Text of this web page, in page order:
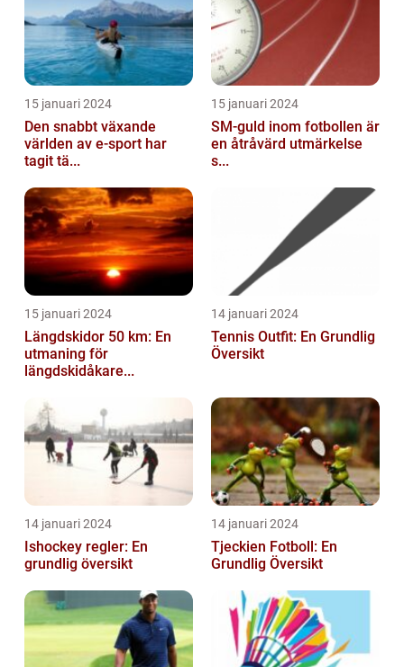
15 januari 2024
Den snabbt växande
världen av e-sport har
tagit tä...
15 januari 2024
SM-guld inom fotbollen är
en åtråvärd utmärkelse
s...
15 januari 2024
Längdskidor 50 km: En
utmaning för
längdskidåkare...
14 januari 2024
Tennis Outfit: En Grundlig
Översikt
14 januari 2024
Ishockey regler: En
grundlig översikt
14 januari 2024
Tjeckien Fotboll: En
Grundlig Översikt